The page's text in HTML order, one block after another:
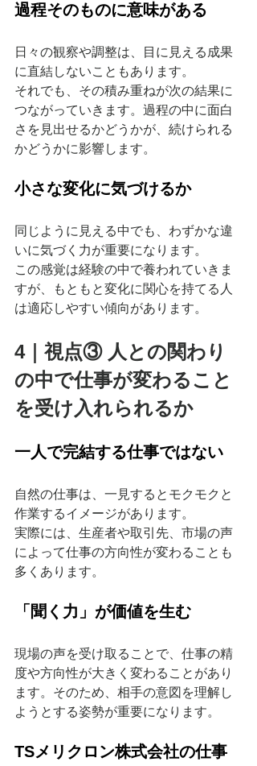
過程そのものに意味がある
日々の観察や調整は、目に見える成果
に直結しないこともあります。
それでも、その積み重ねが次の結果に
つながっていきます。過程の中に面白
さを見出せるかどうかが、続けられる
かどうかに影響します。
小さな変化に気づけるか
同じように見える中でも、わずかな違
いに気づく力が重要になります。
この感覚は経験の中で養われていきま
すが、もともと変化に関心を持てる人
は適応しやすい傾向があります。
4｜視点③ 人との関わり
の中で仕事が変わること
を受け入れられるか
一人で完結する仕事ではない
自然の仕事は、一見するとモクモクと
作業するイメージがあります。
実際には、生産者や取引先、市場の声
によって仕事の方向性が変わることも
多くあります。
「聞く力」が価値を生む
現場の声を受け取ることで、仕事の精
度や方向性が大きく変わることがあり
ます。そのため、相手の意図を理解し
ようとする姿勢が重要になります。
TSメリクロン株式会社の仕事